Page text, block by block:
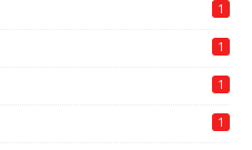
1
1
1
1